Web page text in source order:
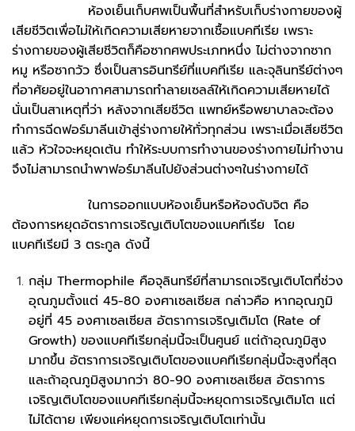
ห้องเย็นเก็บศพเป็นพื้นที่สำหรับเก็บร่างกายของผู้
เสียชีวิตเพื่อไม่ให้เกิดความเสียหายจากเชื้อแบคทีเรีย เพราะ
ร่างกายของผู้เสียชีวิตก็คือซากศพประเภทหนึ่ง ไม่ต่างจากซาก
หมู หรือซากวัว ซึ่งเป็นสารอินทรีย์ที่แบคทีเรีย และจุลินทรีย์ต่างๆ
ที่อาศัยอยู่ในอากาศสามารถทำลายเซลล์ให้เกิดความเสียหายได้
นั่นเป็นสาเหตุที่ว่า หลังจากเสียชีวิต แพทย์หรือพยาบาลจะต้อง
ทำการฉีดฟอร์มาลีนเข้าสู่ร่างกายให้ทั่วทุกส่วน เพราะเมื่อเสียชีวิต
แล้ว หัวใจจะหยุดเต้น ทำให้ระบบการทำงานของร่างกายไม่ทำงาน
จึงไม่สามารถนำพาฟอร์มาลีนไปยังส่วนต่างๆในร่างกายได้
ในการออกแบบห้องเย็นหรือห้องดับจิต คือ
ต้องการหยุดอัตราการเจริญเติบโตของแบคทีเรีย โดย
แบคทีเรียมี 3 ตระกูล ดังนี้
กลุ่ม Thermophile คือจุลินทรีย์ที่สามารถเจริญเติบโตที่ช่วง
อุณภูมตั้งแต่ 45-80 องศาเซลเซียส กล่าวคือ หากอุณภูมิ
อยู่ที่ 45 องศาเซลเซียส อัตราการเจริญเติมโต (Rate of
Growth) ของแบคทีเรียกลุ่มนี้จะเป็นศูนย์ แต่ถ้าอุณภูมิสูง
มากขึ้น อัตราการเจริญเติบโตของแบคทีเรียกลุ่มนี้จะสูงที่สุด
และถ้าอุณภูมิสูงมากว่า 80-90 องศาเซลเซียส อัตราการ
เจริญเติบโตของแบคทีเรียกลุ่มนี้จะหยุดการเจริญเติมโต แต่
ไม่ได้ตาย เพียงแค่หยุดการเจริญเติบโตเท่านั้น